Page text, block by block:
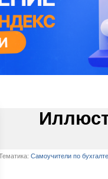
Самоучители по